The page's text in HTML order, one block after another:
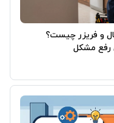
و فریزر چیست؟
رفع مشکل